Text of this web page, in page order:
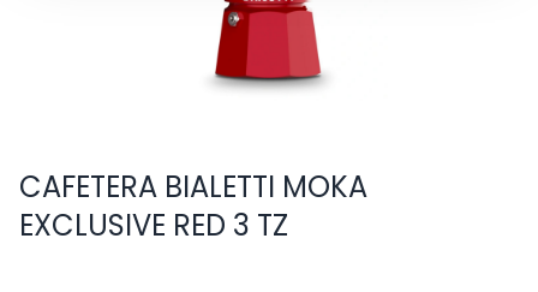
CAFETERA BIALETTI MOKA
EXCLUSIVE RED 3 TZ